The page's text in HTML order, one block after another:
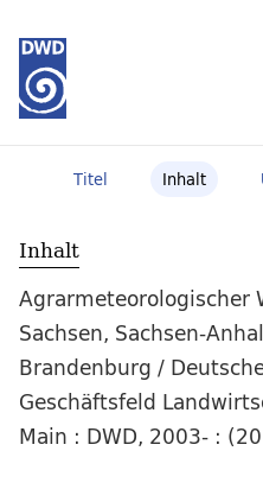
Titel Inhalt
Inhalt
Agrarmeteorologischer
Sachsen, Sachsen-
Brandenburg /
Geschäftsfeld
Main : DWD, 2003- :